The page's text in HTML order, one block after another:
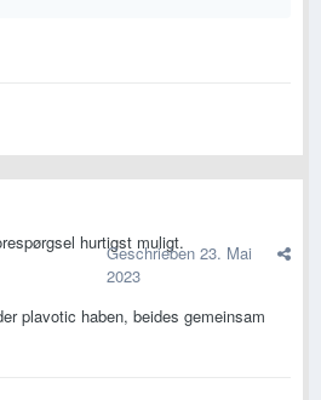
hurtigst muligt.
Geschrieben 23. Mai
2023
plavotic haben, beides gemeinsam